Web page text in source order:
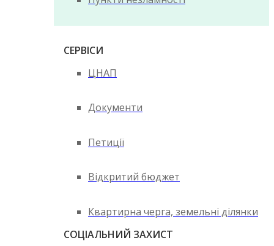
СЕРВІСИ
ЦНАП
Документи
Петиції
Відкритий бюджет
Квартирна черга, земельні ділянки
СОЦІАЛЬНИЙ ЗАХИСТ